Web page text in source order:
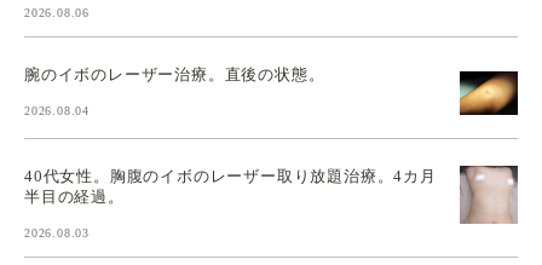
2026.08.06
腕のイボのレーザー治療。直後の状態。
2026.08.04
40代女性。胸腹のイボのレーザー取り放題治療。4カ月
半目の経過。
2026.08.03